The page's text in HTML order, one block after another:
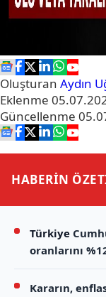
Oluşturan Aydın
Eklenme
Güncellenme
HABERİN
Türkiye
oranlarını
Kararın,